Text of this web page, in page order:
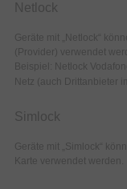
Netlock
Geräte mit „Netlock“
(Provider) verwendet
Beispiel: Netlock
Netz (auch Drittanbieter
Simlock
Geräte mit „Simlock“
Karte verwendet werden.